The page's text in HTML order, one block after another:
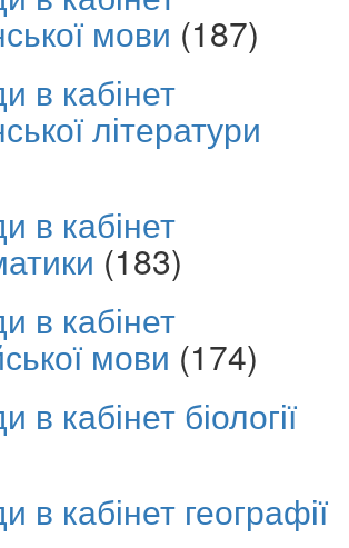
мови (187)
в кабінет
літератури
в кабінет
(183)
в кабінет
мови (174)
в кабінет біології
в кабінет географії